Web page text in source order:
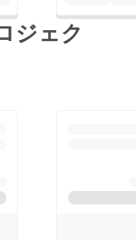
ジェク